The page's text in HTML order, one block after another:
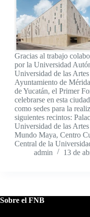
Gracias al trabajo
por la Universidad
Universidad de las
Ayuntamiento de
de Yucatán, el Primer
celebrarse en esta
como sedes para la
siguientes recintos:
Universidad de las
Mundo Maya, Centro
Central de la
admin
13 de
Sobre el FNB